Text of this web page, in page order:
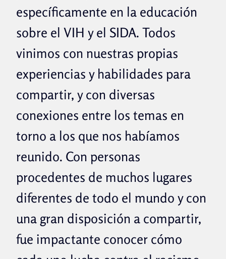
específicamente en la educación
sobre el VIH y el SIDA. Todos
vinimos con nuestras propias
experiencias y habilidades para
compartir, y con diversas
conexiones entre los temas en
torno a los que nos habíamos
reunido. Con personas
procedentes de muchos lugares
diferentes de todo el mundo y con
una gran disposición a compartir,
fue impactante conocer cómo